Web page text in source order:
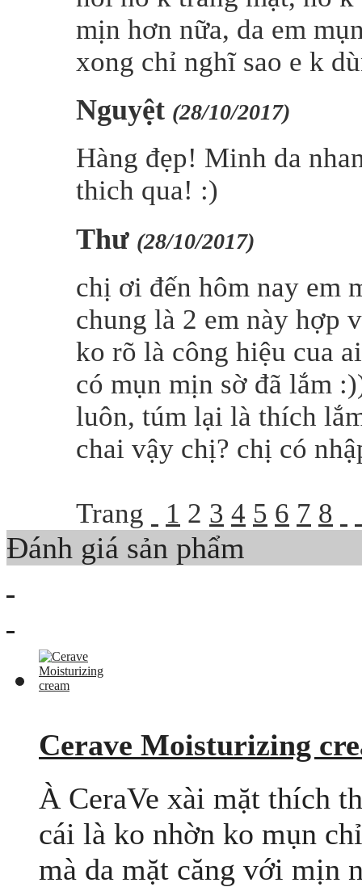
mịn hơn nữa, da em
xong chỉ nghĩ sao e k
Nguyệt (28/10/2017)
Hàng đẹp! Minh da
thich qua! :)
Thư (28/10/2017)
chị ơi đến hôm nay em
chung là 2 em này hợp
ko rõ là công hiệu cua
có mụn mịn sờ đã lắm
luôn, túm lại là thích
chai vậy chị? chị có
Trang 1 2 3 4 5 6 7 8
Đánh giá sản phẩm
Cerave Moisturizing
À CeraVe xài mặt thích
cái là ko nhờn ko mụn
mà da mặt căng với mịn